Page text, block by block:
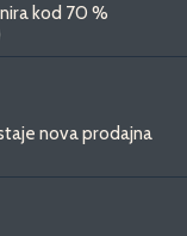
kod 70 %
nova prodajna